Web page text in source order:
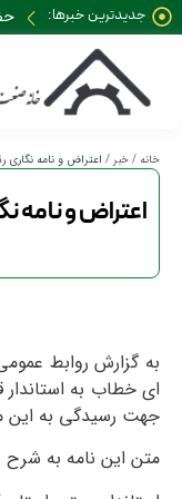
جدیدترین خبرها:
خانه / خبر / اعتراض و نامه
اعتراض و
به گزارش روابط
ای خطاب به
جهت رسیدگی به
متن این نامه به